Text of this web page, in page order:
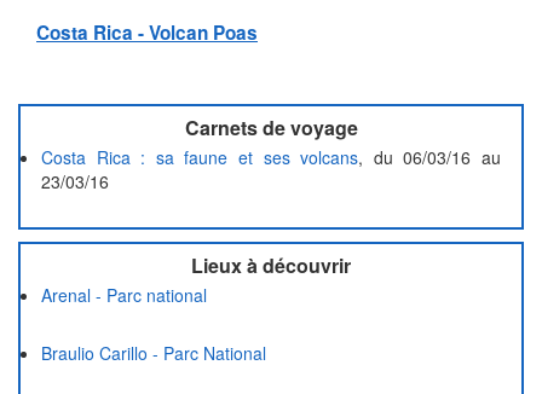
Costa Rica - Volcan Poas
Carnets de voyage
Costa Rica : sa faune et ses volcans, du 06/03/16 au
23/03/16
Lieux à découvrir
Arenal - Parc national
Braulio Carillo - Parc National